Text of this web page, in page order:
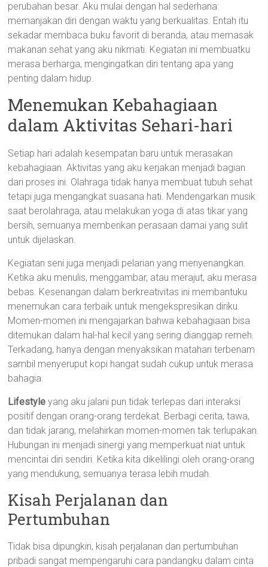
perubahan besar. Aku mulai dengan hal sederhana:
memanjakan diri dengan waktu yang berkualitas. Entah itu
sekadar membaca buku favorit di beranda, atau memasak
makanan sehat yang aku nikmati. Kegiatan ini membuatku
merasa berharga, mengingatkan diri tentang apa yang
penting dalam hidup.
Menemukan Kebahagiaan
dalam Aktivitas Sehari-hari
Setiap hari adalah kesempatan baru untuk merasakan
kebahagiaan. Aktivitas yang aku kerjakan menjadi bagian
dari proses ini. Olahraga tidak hanya membuat tubuh sehat
tetapi juga mengangkat suasana hati. Mendengarkan musik
saat berolahraga, atau melakukan yoga di atas tikar yang
bersih, semuanya memberikan perasaan damai yang sulit
untuk dijelaskan.
Kegiatan seni juga menjadi pelarian yang menyenangkan.
Ketika aku menulis, menggambar, atau merajut, aku merasa
bebas. Kesenangan dalam berkreativitas ini membantuku
menemukan cara terbaik untuk mengekspresikan diriku.
Momen-momen ini mengajarkan bahwa kebahagiaan bisa
ditemukan dalam hal-hal kecil yang sering dianggap remeh.
Terkadang, hanya dengan menyaksikan matahari terbenam
sambil menyeruput kopi hangat sudah cukup untuk merasa
bahagia.
Lifestyle yang aku jalani pun tidak terlepas dari interaksi
positif dengan orang-orang terdekat. Berbagi cerita, tawa,
dan tidak jarang, melahirkan momen-momen tak terlupakan.
Hubungan ini menjadi sinergi yang memperkuat niat untuk
mencintai diri sendiri. Ketika kita dikelilingi oleh orang-orang
yang mendukung, semuanya terasa lebih mudah.
Kisah Perjalanan dan
Pertumbuhan
Tidak bisa dipungkiri, kisah perjalanan dan pertumbuhan
pribadi sangat mempengaruhi cara pandangku dalam cinta